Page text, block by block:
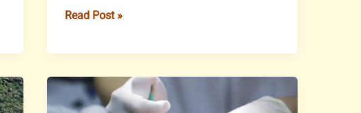
Sąd
uniewinnia
Teneryfy
za
Read Post »